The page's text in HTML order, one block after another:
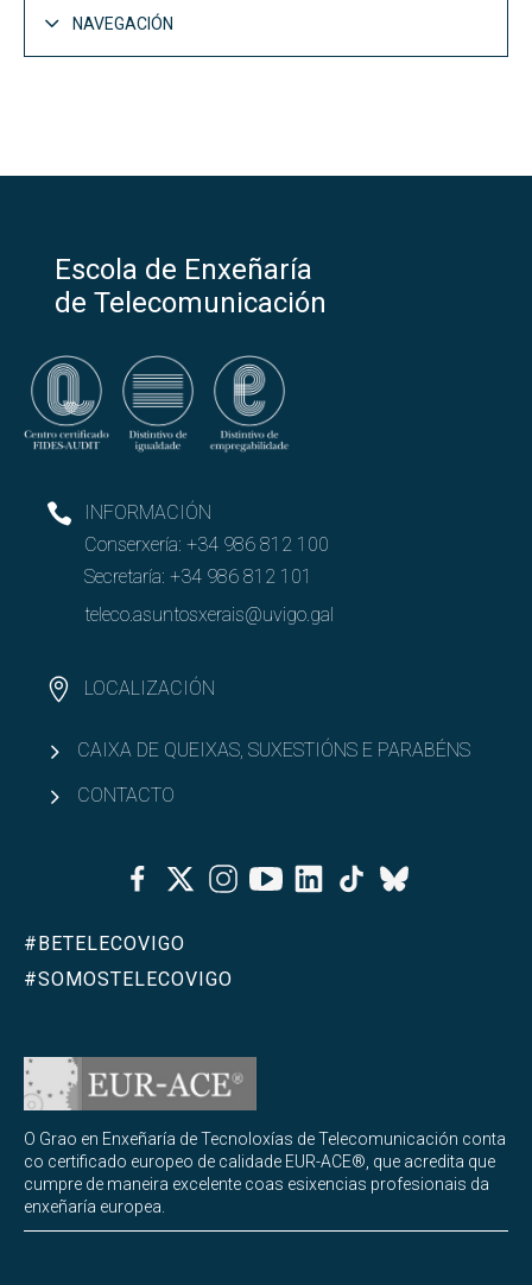
NAVEGACIÓN
Escola de Enxeñaría
de Telecomunicación
INFORMACIÓN
Conserxería: +34 986 812 100
Secretaría: +34 986 812 101
teleco.asuntosxerais@uvigo.gal
LOCALIZACIÓN
CAIXA DE QUEIXAS, SUXESTIÓNS E PARABÉNS
CONTACTO
FacebookTwitterInstagramYoutubeLinkedinTiktok
Bluesky
#BETELECOVIGO
#SOMOSTELECOVIGO
O Grao en Enxeñaría de Tecnoloxías de Telecomunicación conta
co certificado europeo de calidade EUR-ACE®, que acredita que
cumpre de maneira excelente coas esixencias profesionais da
enxeñaría europea.